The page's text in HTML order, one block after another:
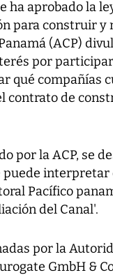
ha aprobado la
para construir y
(ACP)
por
qué compañías
contrato de
por la ACP, se
interpretar
Pacífico
del Canal'.
por la
GmbH &